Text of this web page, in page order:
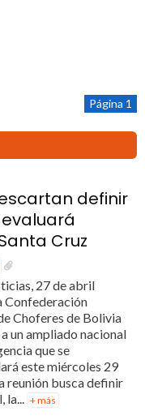
Página 1
definir
Cruz
27 de abril
Confederación
Choferes de Bolivia
un ampliado nacional
que se
este miércoles 29
reunión busca definir
+ más